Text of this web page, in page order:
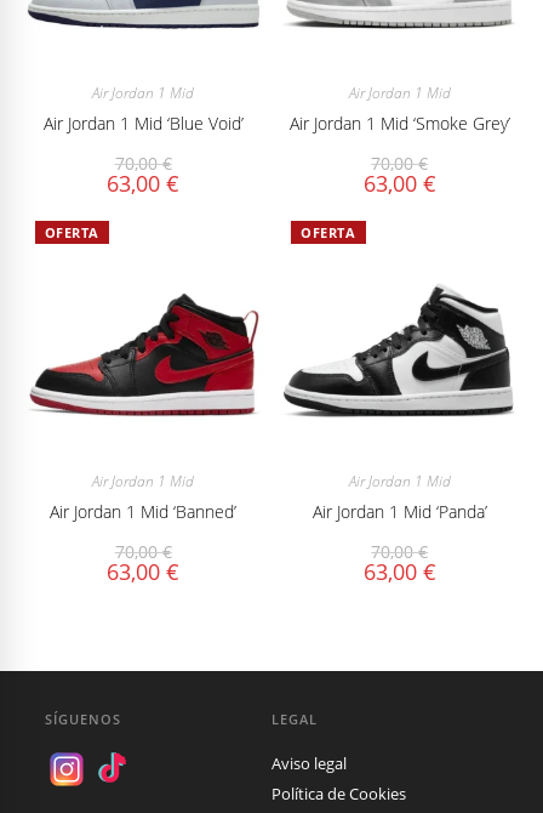
Air Jordan 1 Mid
Air Jordan 1 Mid ‘Blue Void’
70,00€
63,00€
Air Jordan 1 Mid
Air Jordan 1 Mid ‘Smoke Grey’
70,00€
63,00 €
OFERTA
Air Jordan 1 Mid
Air Jordan 1 Mid ‘Banned’
70,00€
63,00€
OFERTA
Air Jordan 1 Mid
Air Jordan 1 Mid ‘Panda’
70,00€
63,00 €
SÍGUENOS LEGAL
Aviso legal
Política de Cookies